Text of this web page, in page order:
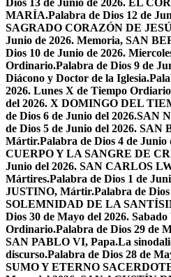
Dios 13 de Junio de 2026. EL
MARÍA.Palabra de Dios 12 de
SAGRADO CORAZÓN DE
Junio de 2026. Memoria, SAN
Dios 10 de Junio de 2026.
Ordinario.Palabra de Dios 9 de
Diácono y Doctor de la Iglesia.
2026. Lunes X de Tiempo
del 2026. X DOMINGO DEL
de Dios 6 de Junio del 2026.SAN
de Dios 5 de Junio del 2026.
Mártir.Palabra de Dios 4 de
CUERPO Y LA SANGRE DE
Junio del 2026. SAN CARLOS
Mártires.Palabra de Dios 1 de
JUSTINO, Mártir.Palabra de
SOLEMNIDAD DE LA
Dios 30 de Mayo del 2026.
Ordinario.Palabra de Dios 29 de
SAN PABLO VI, Papa.La
discurso.Palabra de Dios 28 de
SUMO Y ETERNO